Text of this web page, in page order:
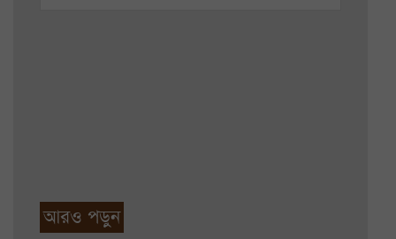
আরও পড়ুন